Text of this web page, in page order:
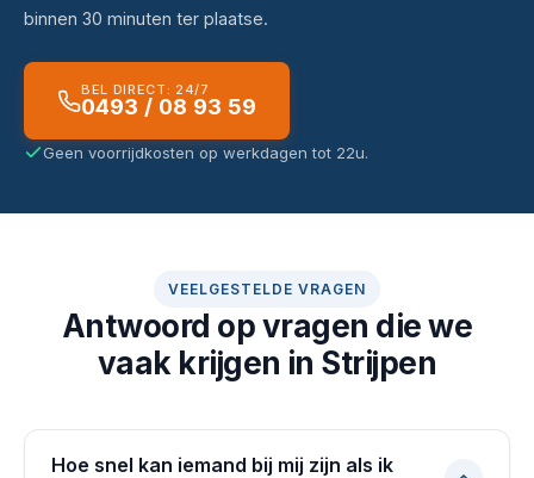
binnen 30 minuten ter plaatse.
BEL DIRECT: 24/7
0493 / 08 93 59
Geen voorrijdkosten op werkdagen tot 22u.
VEELGESTELDE VRAGEN
Antwoord op vragen die we
vaak krijgen in Strijpen
Hoe snel kan iemand bij mij zijn als ik